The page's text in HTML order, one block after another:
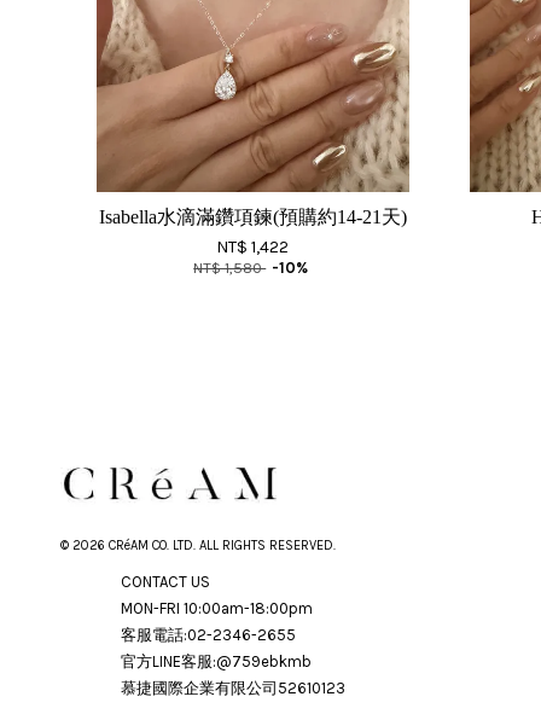
Isabella水滴滿鑽項鍊(預購約14-21天)
NT$ 1,422
NT$ 1,580 -10%
© 2026 CRéAM CO. LTD. ALL RIGHTS RESERVED.
CONTACT US
MON-FRI 10:00am-18:00pm
客服電話:02-2346-2655
官方LINE客服:@759ebkmb
慕捷國際企業有限公司52610123